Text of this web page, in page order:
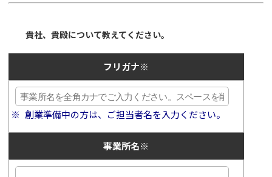
貴社、貴殿について教えてください。
フリガナ※
創業準備中の方は、ご担当者名を入力ください。
事業所名※